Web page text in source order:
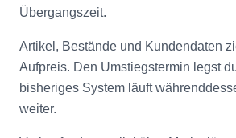
Übergangszeit.
Artikel, Bestände und Kundendaten
Aufpreis. Den Umstiegstermin legst
bisheriges System läuft
weiter.